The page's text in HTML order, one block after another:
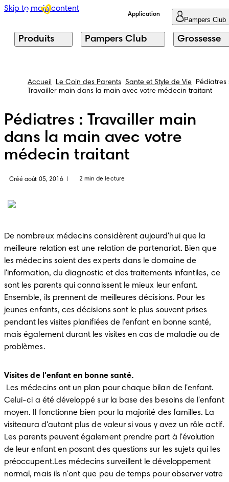
Skip to main content
Application
Pampers Club
Produits Pampers Club Grossesse
Accueil Le Coin des Parents Sante et Style de Vie
Pédiatres
Travailler main dans la main avec votre médecin traitant
Pédiatres : Travailler main
dans la main avec votre
médecin traitant
Créé août 05, 2016 2 min de lecture
De nombreux médecins considèrent aujourd'hui que la
meilleure relation est une relation de partenariat. Bien que
les médecins soient des experts dans le domaine de
l'information, du diagnostic et des traitements infantiles, ce
sont les parents qui connaissent le mieux leur enfant.
Ensemble, ils prennent de meilleures décisions. Pour les
jeunes enfants, ces décisions sont le plus souvent prises
pendant les visites planifiées de l'enfant en bonne santé,
mais également durant les visites en cas de maladie ou de
problèmes.
Visites de l'enfant en bonne santé.
Celui-ci a été développé sur la base des besoins de l'enfant
moyen. Il fonctionne bien pour la majorité des familles. La
visiteaura d'autant plus de valeur si vous y avez un rôle actif.
Les parents peuvent également prendre part à l'évolution
de leur enfant en posant des questions sur les sujets qui les
préoccupent.Les médecins surveillent le développement
normal, mais ils n'ont que peu de temps pour observer votre